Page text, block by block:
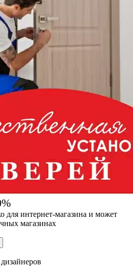
для интернет-магазина и может
магазинах
дизайнеров